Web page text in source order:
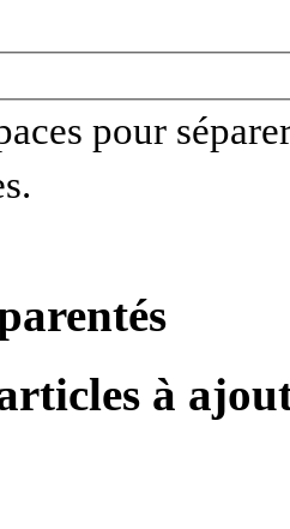
pour
à